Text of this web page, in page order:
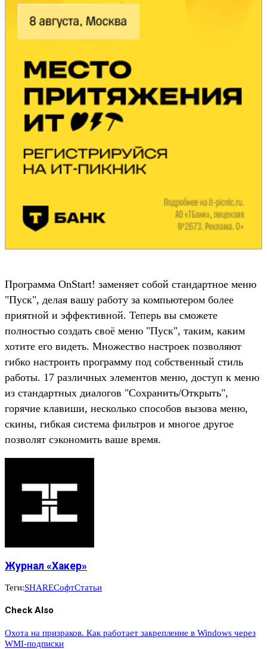
Программа OnStart! заменяет собой стандартное меню
"Пуск", делая вашу работу за компьютером более
приятной и эффективной. Теперь вы сможете
полностью создать своё меню "Пуск", таким, каким
хотите его видеть. Множество настроек позволяют
гибко настроить программу под собственный стиль
работы. 17 различных элементов меню, доступ к меню
из стандартных диалогов "Сохранить/Открыть",
горячие клавиши, несколько способов вызова меню,
скины, гибкая система фильтров и многое другое
позволят сэкономить ваше время.
Журнал «Хакер»
Теги:SHAREСофтСтатьи
Check Also
Охота на призраков. Как работает закрепление в Windows через
WMI-подписки